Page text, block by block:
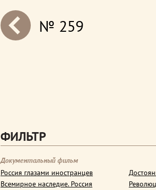
next№ 259
ФИЛЬТР
Документальный фильм
Россия глазами иностранцев
Всемирное наследие. Россия